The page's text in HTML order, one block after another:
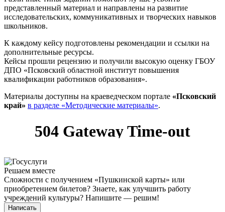
представленный материал и направлены на развитие
исследовательских, коммуникативных и творческих навыков
школьников.
К каждому кейсу подготовлены рекомендации и ссылки на
дополнительные ресурсы.
Кейсы прошли рецензию и получили высокую оценку ГБОУ
ДПО «Псковский областной институт повышения
квалификации работников образования».
Материалы доступны на краеведческом портале «Псковский
край» в разделе «Методические материалы».
Решаем вместе
Сложности с получением «Пушкинской карты» или
приобретением билетов? Знаете, как улучшить работу
учреждений культуры? Напишите — решим!
Написать